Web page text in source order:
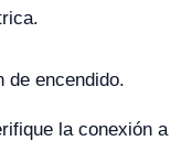
de encendido.
la conexión a